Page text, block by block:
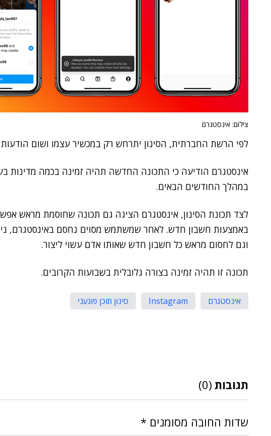
צילום: אינסטגרם
לפי הרשת החברתית, הסינון יתרחש רק במכשיר עצמו ושום
אינסטגרם הודיעה כי התכונה החדשה תהיה זמינה בכמה מדינות
במהלך החודשים הבאים.
לצד תכונת הסינון, אינסטגרם הציגה גם תכונה שחוסמת מראש
באמצעות חשבון חדש. לאחר שמשתמש מסוים נחסם באינסטגרם,
וגם לחסום מראש כל חשבון חדש שאותו אדם עשוי ליצור.
תכונה זו תהיה זמינה בצורה גלובלית בשבועות הקרובים.
אינסטגרם Instagram סינון תוכן פוגעני
תגובות (0)
שדות החובה מסומנים *